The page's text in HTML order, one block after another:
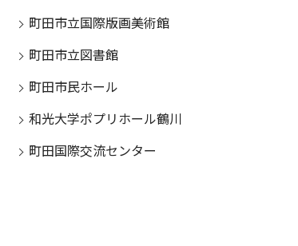
町田市立国際版画美術館
町田市立図書館
町田市民ホール
和光大学ポプリホール鶴川
町田国際交流センター